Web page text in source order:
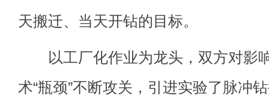
天搬迁、当天开钻的目标。
以工厂化作业为龙头，双方对影
术“瓶颈”不断攻关，引进实验了脉冲